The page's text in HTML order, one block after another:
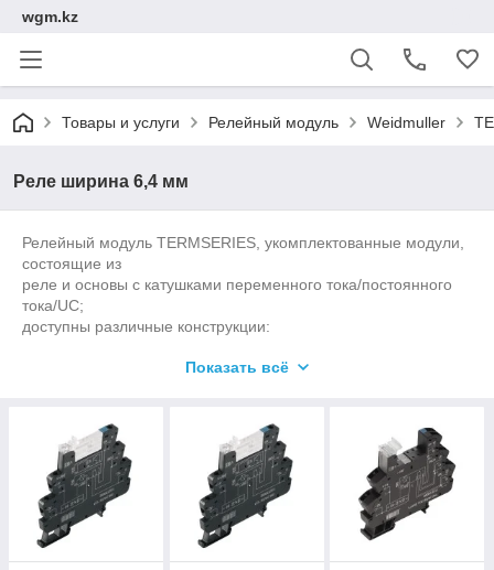
wgm.kz
Товары и услуги Релейный модуль Weidmuller
Реле ширина 6,4 мм
Релейный модуль TERMSERIES, укомплектованные модули,
состоящие из
реле и основы с катушками переменного тока/постоянного
тока/UC;
доступны различные конструкции:
• С винтом и пружинным соединением
• 1 и 2 перекидных контакта
• Дополнительно с подачей различного напряжения: от 24 до
230 В UC
• с различными защитными контурами
На входе (полупроводниковый диод, резистивно-ёмкостной
фильтр)
Показать всё